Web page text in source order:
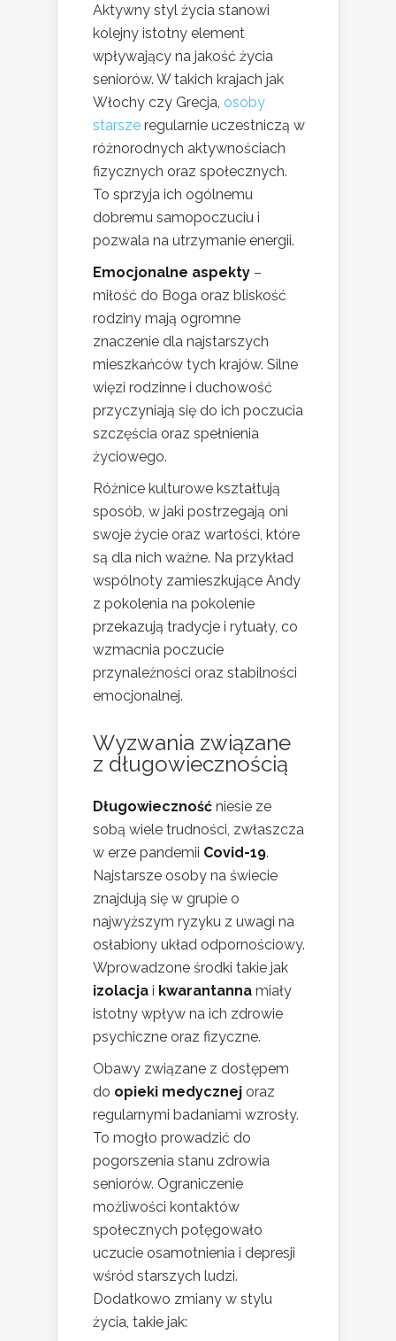
Aktywny styl życia stanowi
kolejny istotny element
wpływający na jakość życia
seniorów. W takich krajach jak
Włochy czy Grecja, osoby
starsze regularnie uczestniczą w
różnorodnych aktywnościach
fizycznych oraz społecznych.
To sprzyja ich ogólnemu
dobremu samopoczuciu i
pozwala na utrzymanie energii.
Emocjonalne aspekty –
miłość do Boga oraz bliskość
rodziny mają ogromne
znaczenie dla najstarszych
mieszkańców tych krajów. Silne
więzi rodzinne i duchowość
przyczyniają się do ich poczucia
szczęścia oraz spełnienia
życiowego.
Różnice kulturowe kształtują
sposób, w jaki postrzegają oni
swoje życie oraz wartości, które
są dla nich ważne. Na przykład
wspólnoty zamieszkujące Andy
z pokolenia na pokolenie
przekazują tradycje i rytuały, co
wzmacnia poczucie
przynależności oraz stabilności
emocjonalnej.
Wyzwania związane
z długowiecznością
Długowieczność niesie ze
sobą wiele trudności, zwłaszcza
w erze pandemii Covid-19.
Najstarsze osoby na świecie
znajdują się w grupie o
najwyższym ryzyku z uwagi na
osłabiony układ odpornościowy.
Wprowadzone środki takie jak
izolacja i kwarantanna miały
istotny wpływ na ich zdrowie
psychiczne oraz fizyczne.
Obawy związane z dostępem
do opieki medycznej oraz
regularnymi badaniami wzrosły.
To mogło prowadzić do
pogorszenia stanu zdrowia
seniorów. Ograniczenie
możliwości kontaktów
społecznych potęgowało
uczucie osamotnienia i depresji
wśród starszych ludzi.
Dodatkowo zmiany w stylu
życia, takie jak: